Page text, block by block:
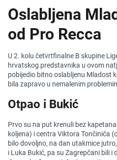
Oslabljena
od Pro Recca
U 2. kolu četvrtfinalne B skupine
hrvatskog predstavnika u ovom
pobijedio bitno oslabljenu Mladost
bila zapravo u nemalenim
Otpao i Bukić
Prvo su na put krenuli bez
koljena) i centra Viktora Tončinića
bilo dovoljno, na dan utakmice
i Luka Bukić, pa su Zagrepčani bili